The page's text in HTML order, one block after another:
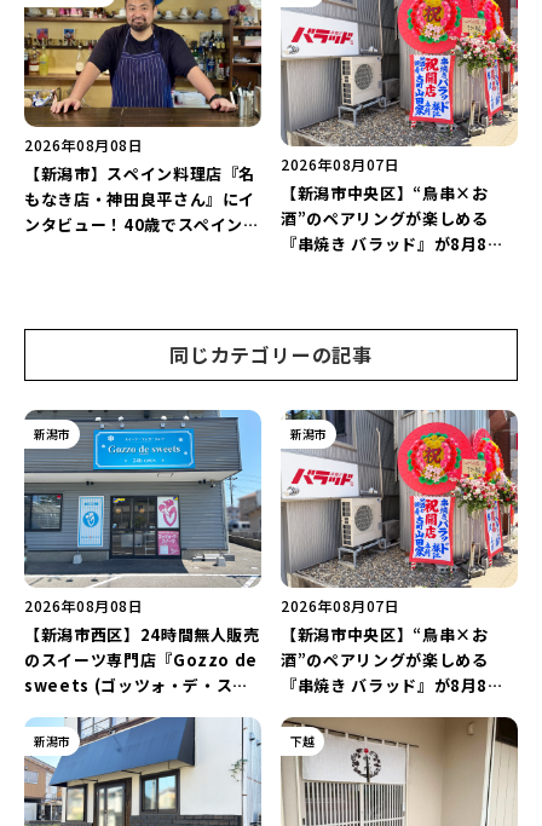
ー」と「美容と健康を考えたプ
レートランチ」を実食レポート
♪
継続！
2026年08月08日
【新潟市】スペイン料理店『名
もなき店・神田良平さん』にイ
ンタビュー！40歳でスペインへ
2026年08月07日
【新潟市中央区】“鳥串×お
酒”のペアリングが楽しめる
『串焼き バラッド』が8月8日
同じカテゴリーの記事
新潟市
2026年08月08日
【新潟市西区】24時間無人販売
のスイーツ専門店『Gozzo de
sweets (ゴッツォ・デ・スイ
店…。一部商品は姉妹店で販売
継続！
新潟市
2026年08月07日
【新潟市中央区】“鳥串×お
酒”のペアリングが楽しめる
『串焼き バラッド』が8月8日
インアップ♪
新潟市 下越